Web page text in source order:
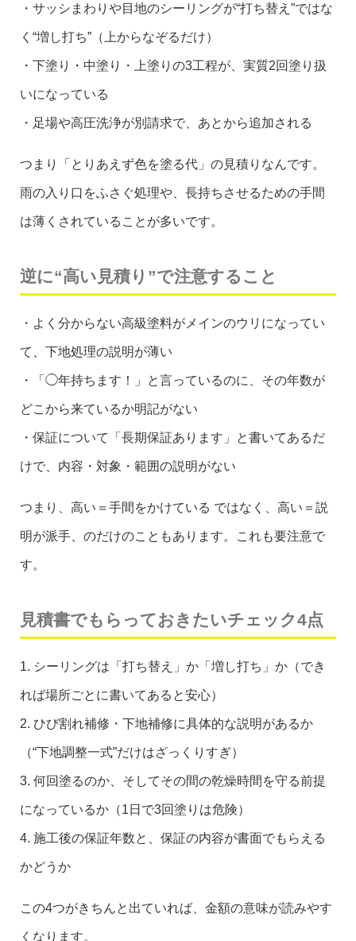
・サッシまわりや目地のシーリングが“打ち替え”ではな
く“増し打ち”（上からなぞるだけ）
・下塗り・中塗り・上塗りの3工程が、実質2回塗り扱
いになっている
・足場や高圧洗浄が別請求で、あとから追加される
つまり「とりあえず色を塗る代」の見積りなんです。
雨の入り口をふさぐ処理や、長持ちさせるための手間
は薄くされていることが多いです。
逆に“高い見積り”で注意すること
・よく分からない高級塗料がメインのウリになってい
て、下地処理の説明が薄い
・「◯年持ちます！」と言っているのに、その年数が
どこから来ているか明記がない
・保証について「長期保証あります」と書いてあるだ
けで、内容・対象・範囲の説明がない
つまり、高い＝手間をかけている ではなく、高い＝説
明が派手、のだけのこともあります。これも要注意で
す。
見積書でもらっておきたいチェック4点
1. シーリングは「打ち替え」か「増し打ち」か（でき
れば場所ごとに書いてあると安心）
2. ひび割れ補修・下地補修に具体的な説明があるか
（“下地調整一式”だけはざっくりすぎ）
3. 何回塗るのか、そしてその間の乾燥時間を守る前提
になっているか（1日で3回塗りは危険）
4. 施工後の保証年数と、保証の内容が書面でもらえる
かどうか
この4つがきちんと出ていれば、金額の意味が読みやす
くなります。